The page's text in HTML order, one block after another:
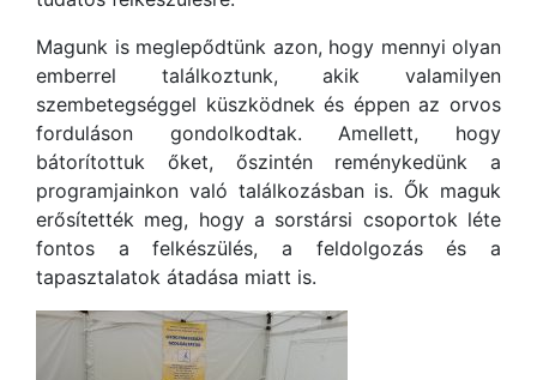
Magunk is meglepődtünk azon, hogy mennyi olyan
emberrel találkoztunk, akik valamilyen
szembetegséggel küszködnek és éppen az orvos
forduláson gondolkodtak. Amellett, hogy
bátorítottuk őket, őszintén reménykedünk a
programjainkon való találkozásban is. Ők maguk
erősítették meg, hogy a sorstársi csoportok léte
fontos a felkészülés, a feldolgozás és a
tapasztalatok átadása miatt is.